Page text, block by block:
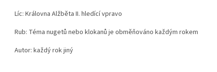
Líc: Královna Alžběta II. hledící vpravo
Rub: Téma nugetů nebo klokanů je obměňováno každým rokem
Autor: každý rok jiný